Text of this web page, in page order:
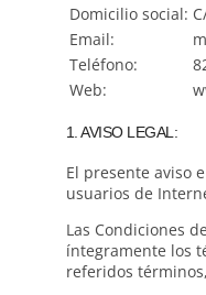
Domicilio social:
Email:
Teléfono:
Web:
1. AVISO LEGAL:
El presente aviso
usuarios de
Las Condiciones
íntegramente los
referidos